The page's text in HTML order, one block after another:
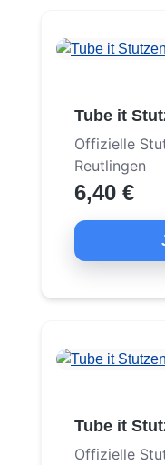
Tube it
Offizielle
Reutlingen
6,40 €
Tube it
Offizielle